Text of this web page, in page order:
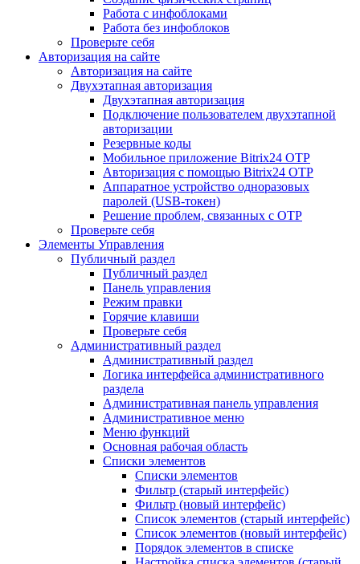
Работа с инфоблоками
Работа без инфоблоков
Проверьте себя
Авторизация на сайте
Авторизация на сайте
Двухэтапная авторизация
Двухэтапная авторизация
Подключение пользователем двухэтапной
авторизации
Резервные коды
Мобильное приложение Bitrix24 OTP
Авторизация с помощью Bitrix24 OTP
Аппаратное устройство одноразовых
паролей (USB-токен)
Решение проблем, связанных с OTP
Проверьте себя
Элементы Управления
Публичный раздел
Публичный раздел
Панель управления
Режим правки
Горячие клавиши
Проверьте себя
Административный раздел
Административный раздел
Логика интерфейса административного
раздела
Административная панель управления
Административное меню
Меню функций
Основная рабочая область
Списки элементов
Списки элементов
Фильтр (старый интерфейс)
Фильтр (новый интерфейс)
Список элементов (старый интерфейс)
Список элементов (новый интерфейс)
Порядок элементов в списке